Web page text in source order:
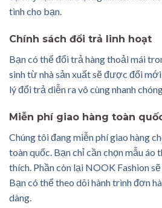
tình cho bạn.
Chính sách đổi trả linh hoạt
Bạn có thể đổi trả hàng thoải mái
sinh từ nhà sản xuất sẽ được đổi
lý đổi trả diễn ra vô cùng nhanh
Miễn phí giao hàng toàn
Chúng tôi đang miễn phí giao hàng
toàn quốc. Bạn chỉ cần chọn mẫu áo
thích. Phần còn lại NOOK Fashion
Bạn có thể theo dõi hành trình đơn
dàng.